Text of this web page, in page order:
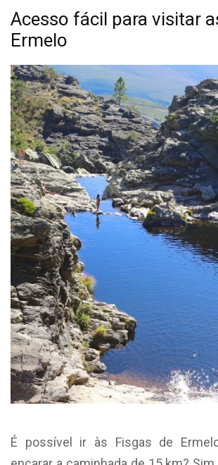
Acesso fácil para visitar
Ermelo
É possível ir às Fisgas de